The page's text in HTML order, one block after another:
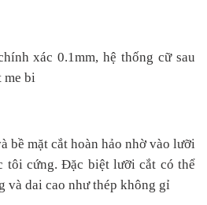
xác 0.1mm, hệ thống cữ sau
me bi
bề mặt cắt hoàn hảo nhờ vào lưỡi
tôi cứng. Đặc biệt lưỡi cắt có thể
và dai cao như thép không gỉ